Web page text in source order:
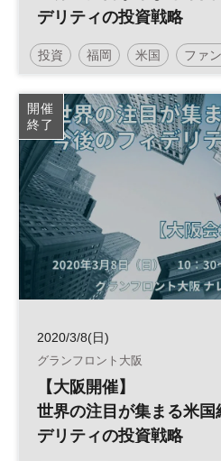
デリティの投資戦略
投資 福岡 米国 ファ
アメリカ 投資信託 参加
開催
終了
2020/3/8(日)
グランフロント大阪
【大阪開催】
世界の注目が集まる米国
デリティの投資戦略